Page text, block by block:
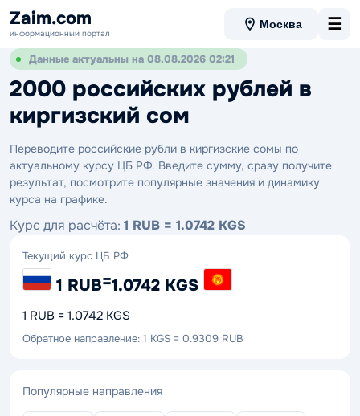
Zaim.com
информационный портал
Москва ☰
Данные актуальны на 08.08.2026 02:21
2000 российских рублей в
киргизский сом
Переводите российские рубли в киргизские сомы по
актуальному курсу ЦБ РФ. Введите сумму, сразу получите
результат, посмотрите популярные значения и динамику
курса на графике.
Курс для расчёта: 1 RUB = 1.0742 KGS
Текущий курс ЦБ РФ
1 RUB=1.0742 KGS
1 RUB = 1.0742 KGS
Обратное направление: 1 KGS = 0.9309 RUB
Популярные направления